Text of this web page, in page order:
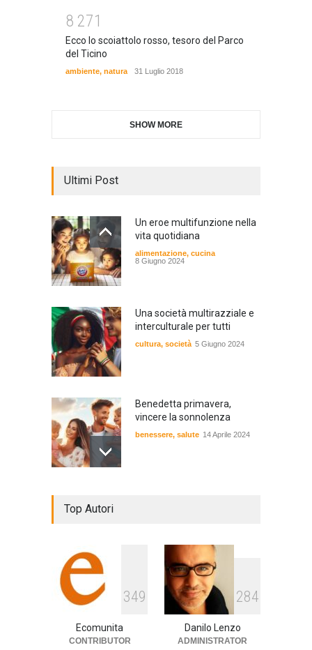
8 271
Ecco lo scoiattolo rosso, tesoro del Parco
del Ticino
ambiente, natura 31 Luglio 2018
SHOW MORE
Ultimi Post
Un eroe multifunzione nella
vita quotidiana
alimentazione, cucina
8 Giugno 2024
Una società multirazziale e
interculturale per tutti
cultura, società 5 Giugno 2024
Benedetta primavera,
vincere la sonnolenza
benessere, salute 14 Aprile 2024
E tu hai paura del buio?
cultura società 1 Aprile 2024
Top Autori
349
Ecomunita
CONTRIBUTOR
284
Danilo Lenzo
ADMINISTRATOR